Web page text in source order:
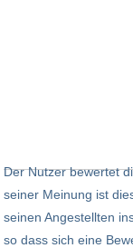
Der Nutzer bewertet
seiner Meinung ist
seinen Angestellten
so dass sich eine